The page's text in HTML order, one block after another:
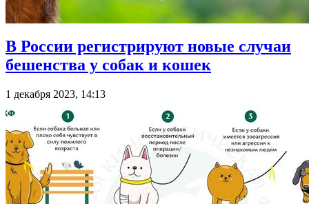
В России регистрируют новые случаи
бешенства у собак и кошек
1 декабря 2023, 14:13